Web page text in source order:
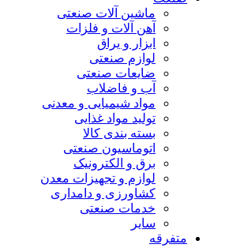
ماشین آلات صنعتی
آهن آلات و فلزات
ابزار و یراق
لوازم صنعتی
ضایعات صنعتی
آب و فاضلاب
مواد شیمیایی و معدنی
تولید مواد غذایی
بسته بندی کالا
اتوماسیون صنعتی
برق و الکترونیک
لوازم و تجهیزات معدن
کشاورزی و دامداری
خدمات صنعتی
سایر
متفرقه